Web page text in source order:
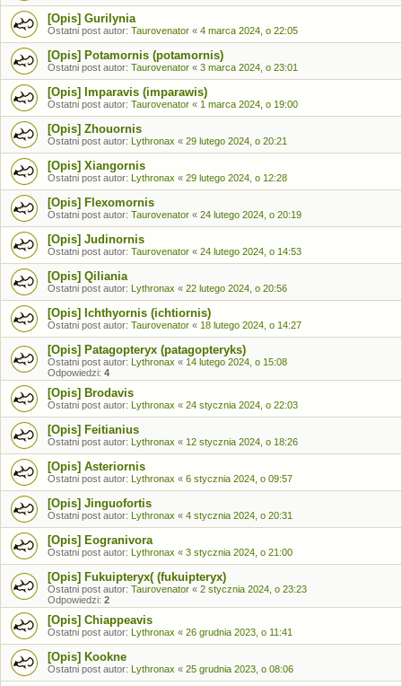
[Opis] Gurilynia
Ostatni post autor: Taurovenator « 4 marca 2024, o 22:05
[Opis] Potamornis (potamornis)
Ostatni post autor: Taurovenator « 3 marca 2024, o 23:01
[Opis] Imparavis (imparawis)
Ostatni post autor: Taurovenator « 1 marca 2024, o 19:00
[Opis] Zhouornis
Ostatni post autor: Lythronax « 29 lutego 2024, o 20:21
[Opis] Xiangornis
Ostatni post autor: Lythronax « 29 lutego 2024, o 12:28
[Opis] Flexomornis
Ostatni post autor: Taurovenator « 24 lutego 2024, o 20:19
[Opis] Judinornis
Ostatni post autor: Taurovenator « 24 lutego 2024, o 14:53
[Opis] Qiliania
Ostatni post autor: Lythronax « 22 lutego 2024, o 20:56
[Opis] Ichthyornis (ichtiornis)
Ostatni post autor: Taurovenator « 18 lutego 2024, o 14:27
[Opis] Patagopteryx (patagopteryks)
Ostatni post autor: Lythronax « 14 lutego 2024, o 15:08
Odpowiedzi: 4
[Opis] Brodavis
Ostatni post autor: Lythronax « 24 stycznia 2024, o 22:03
[Opis] Feitianius
Ostatni post autor: Lythronax « 12 stycznia 2024, o 18:26
[Opis] Asteriornis
Ostatni post autor: Lythronax « 6 stycznia 2024, o 09:57
[Opis] Jinguofortis
Ostatni post autor: Lythronax « 4 stycznia 2024, o 20:31
[Opis] Eogranivora
Ostatni post autor: Lythronax « 3 stycznia 2024, o 21:00
[Opis] Fukuipteryx( (fukuipteryx)
Ostatni post autor: Taurovenator « 2 stycznia 2024, o 23:23
Odpowiedzi: 2
[Opis] Chiappeavis
Ostatni post autor: Lythronax « 26 grudnia 2023, o 11:41
[Opis] Kookne
Ostatni post autor: Lythronax « 25 grudnia 2023, o 08:06